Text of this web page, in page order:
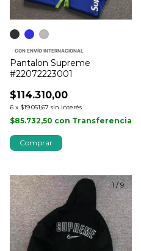
CON ENVÍO INTERNACIONAL
Pantalon Supreme
#22072223001
$114.310,00
6 x $19.051,67 sin interés
$85.732,50 con Transferencia
Comprar
1/9